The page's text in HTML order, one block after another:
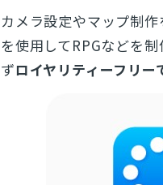
カメラ設定やマップ制
を使用してRPGなどを
ずロイヤリティーフリー